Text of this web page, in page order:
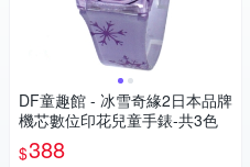
DF童趣館 - 冰雪奇緣2日本品牌
機芯數位印花兒童手錶-共3色
$388